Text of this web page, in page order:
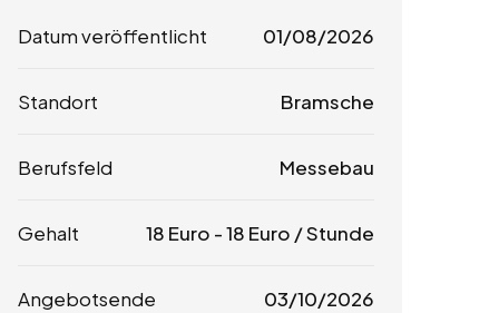
Datum veröffentlicht 01/08/2026
Standort Bramsche
Berufsfeld Messebau
Gehalt 18 Euro -18 Euro / Stunde
Angebotsende 03/10/2026